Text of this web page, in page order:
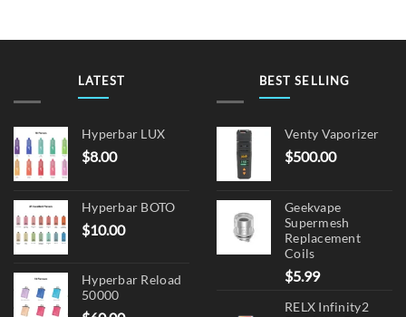
options
chosen
product
LATEST
Hyperbar LUX
$8.00
Hyperbar BOTO
$10.00
Hyperbar Reload
50000
BEST SELLING
Venty Vaporizer
$500.00
Geekvape
Supermesh
Replacement
Coils
$5.99
RELX Infinity2